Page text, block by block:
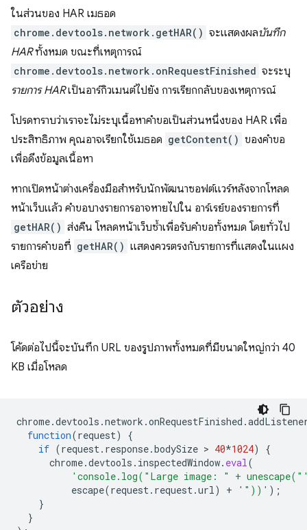
ในส่วนของ HAR เมธอด
chrome.devtools.network.getHAR() จะแสดงผลบันทึก
HARทั้งหมด ขณะที่เหตุการณ์
chrome.devtools.network.onRequestFinished จะระบุ
รายการ HARเป็นอาร์กิวเมนต์ไปยัง การเรียกกลับของเหตุการณ์
โปรดทราบว่าเราจะไม่ระบุเนื้อหาคำขอเป็นส่วนหนึ่งของ HAR เพื่อ
ประสิทธิภาพ คุณอาจเรียกใช้เมธอด getContent() ของคำขอ
เพื่อดึงข้อมูลเนื้อหา
หากเปิดหน้าต่างเครื่องมือสำหรับนักพัฒนาซอฟต์แวร์หลังจากโหลด
หน้าเว็บแล้ว คำขอบางรายการอาจหายไปใน อาร์เรย์ของรายการที่
getHAR() ส่งคืน โหลดหน้าเว็บซ้ำเพื่อรับคำขอทั้งหมด โดยทั่วไป
รายการคำขอที่ getHAR() แสดงควรตรงกับรายการที่แสดงในแผง
เครือข่าย
ตัวอย่าง
โค้ดต่อไปนี้จะบันทึก URL ของรูปภาพทั้งหมดที่มีขนาดใหญ่กว่า 40
KB เมื่อโหลด
chrome.devtools .network .onRequestFinished .
function(request)
{
if (request. response.bodySize > 40*1024)
{
chrome.devtools . inspectedWindow. eval(
'console.log("Large image: " +
escape(request. request.url) + '"))' );
}
}